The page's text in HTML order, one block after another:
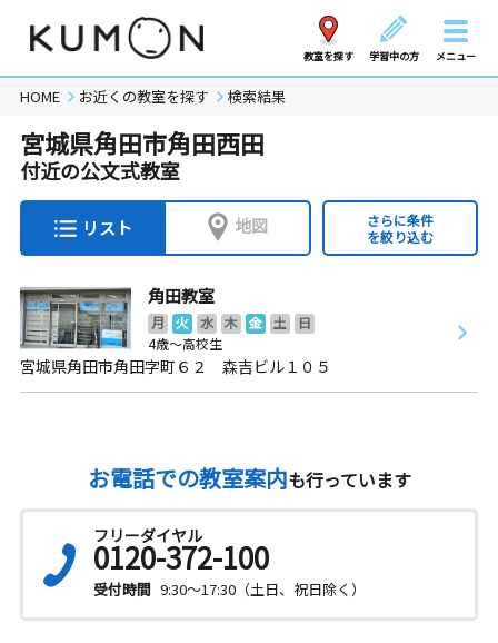
教室を探す 学習中の方 メニュー
HOME お近くの教室を探す 検索結果
宮城県角田市角田西田
付近の公文式教室
リスト 地図
さらに条件
を絞り込む
角田教室
月 火 水 木 金 土
日
4歳～高校生
宮城県角田市角田字町６２ 森吉ビル１０５
お電話での教室案内も行っています
フリーダイヤル
0120-372-100
受付時間 9:30～17:30（土日、祝日除く）